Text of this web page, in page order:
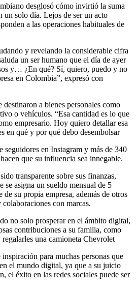
desglosó cómo invirtió la suma
un solo día. Lejos de ser un acto
a las operaciones habituales de
y revelando la considerable cifra
un ser humano que el día de ayer
y… ¿En qué? Sí, quiero, puedo y no
en Colombia”, expresó con
a bienes personales como
o vehículos. “Esa cantidad es lo que
empresario. Hoy quiero detallar esa
en qué y por qué debo desembolsar
seguidores en Instagram y más de 340
que su influencia sea innegable.
transparente sobre sus finanzas,
se asigna un sueldo mensual de 5
su propia empresa, además de otros
con marcas.
no solo prosperar en el ámbito digital,
contribuciones a su familia, como
una camioneta Chevrolet
para muchas personas que
el mundo digital, ya que a su juicio
el éxito en las redes sociales puede ser